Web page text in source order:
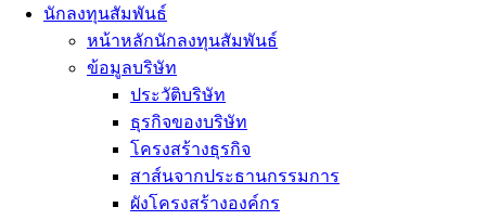
นักลงทุนสัมพันธ์
หน้าหลักนักลงทุนสัมพันธ์
ข้อมูลบริษัท
ประวัติบริษัท
ธุรกิจของบริษัท
โครงสร้างธุรกิจ
สาส์นจากประธานกรรมการ
ผังโครงสร้างองค์กร